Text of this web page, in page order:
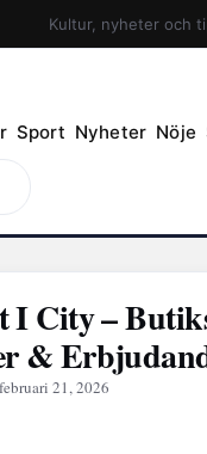
Kultur, nyheter och
Sport Nyheter Nöje
I City –
&
21, 2026